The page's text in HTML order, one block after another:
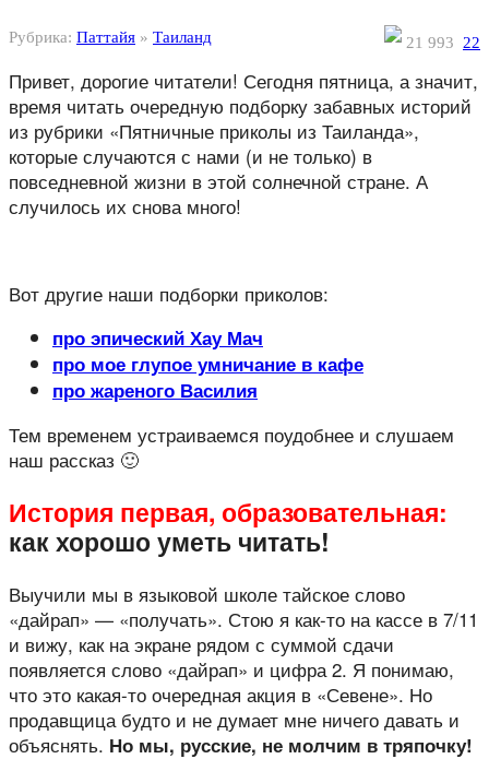
Рубрика: Паттайя » Таиланд 21 993 22
Привет, дорогие читатели! Сегодня пятница, а значит,
время читать очередную подборку забавных историй
из рубрики «Пятничные приколы из Таиланда»,
которые случаются с нами (и не только) в
повседневной жизни в этой солнечной стране. А
случилось их снова много!
Вот другие наши подборки приколов:
про эпический Хау Мач
про мое глупое умничание в кафе
про жареного Василия
Тем временем устраиваемся поудобнее и слушаем
наш рассказ 🙂
История первая, образовательная:
как хорошо уметь читать!
Выучили мы в языковой школе тайское слово
«дайрап» — «получать». Стою я как-то на кассе в 7/11
и вижу, как на экране рядом с суммой сдачи
появляется слово «дайрап» и цифра 2. Я понимаю,
что это какая-то очередная акция в «Севене». Но
продавщица будто и не думает мне ничего давать и
объяснять. Но мы, русские, не молчим в тряпочку!